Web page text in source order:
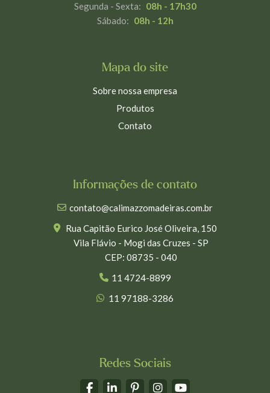
Segunda - Sexta: 08h - 17h30
Sábado: 08h - 12h
Mapa do site
Sobre nossa empresa
Produtos
Contato
Informações de contato
contato@calimazzomadeiras.com.br
Rua Capitão Eurico José Oliveira, 150
Vila Flávio - Mogi das Cruzes - SP
CEP: 08735 - 040
11 4724-8899
11 97188-3286
Redes Sociais